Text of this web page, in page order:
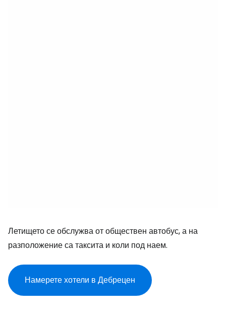
Летището се обслужва от обществен автобус, а на
разположение са таксита и коли под наем.
Намерете хотели в Дебрецен